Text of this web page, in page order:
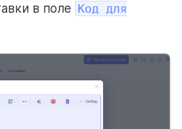
в поле Код для